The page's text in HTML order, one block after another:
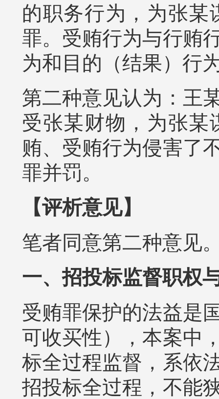
的职务行为，为张某
罪。受贿行为与行贿
为和目的（结果）行
第二种意见认为：王
受张某财物，为张某
贿、受贿行为侵害了
罪并罚。
【评析意见】
笔者同意第二种意见
一、招投标监督职权
受贿罪保护的法益是
可收买性），本案中
标全过程监督，系依
招投标全过程，不能